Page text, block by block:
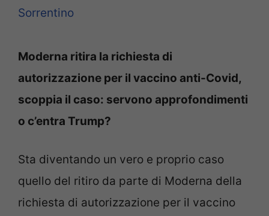
Sorrentino
Moderna ritira la richiesta di
autorizzazione per il vaccino anti-Covid,
scoppia il caso: servono approfondimenti
o c’entra Trump?
Sta diventando un vero e proprio caso
quello del ritiro da parte di Moderna della
richiesta di autorizzazione per il vaccino